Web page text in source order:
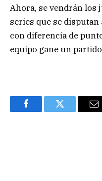
Ahora, se vendrán los
series que se
con diferencia de
equipo gane un
FacebookTwitter